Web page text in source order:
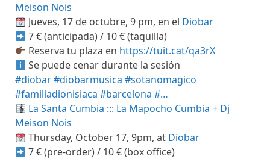
Meison Nois
Jueves, 17 de octubre, 9 pm, en el Diobar
7 € (anticipada) / 10 € (taquilla)
Reserva tu plaza en https://tuit.cat/qa3rX
Se puede cenar durante la sesión
#diobar#diobarmusica #sotanomagico
#familiadionisiaca #barcelona #…
La Santa Cumbia ::: La Mapocho Cumbia + Dj
Meison Nois
Thursday, October 17, 9pm, at Diobar
7 € (pre-order) / 10 € (box office)